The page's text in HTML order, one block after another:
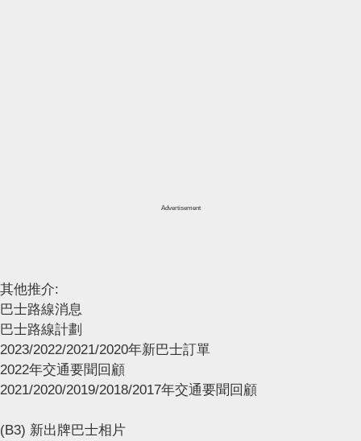
Advertisement
其他推介:
巴士路線消息
巴士路線計劃
2023/2022/2021/2020年新巴士訂單
2022年交通要聞回顧
2021/2020/2019/2018/2017年交通要聞回顧
(B3) 新出牌巴士相片